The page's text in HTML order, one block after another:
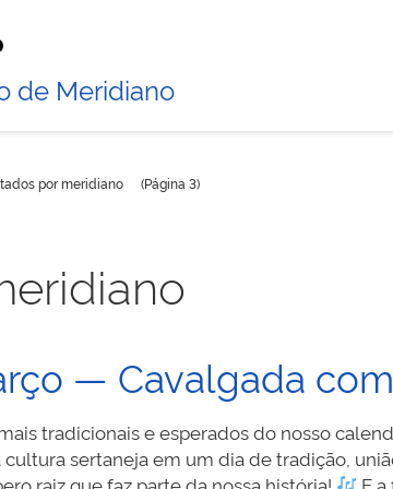
de Meridiano
por meridiano (Página 3)
— Cavalgada
tradicionais e esperados do nosso
sertaneja em um dia de tradição,